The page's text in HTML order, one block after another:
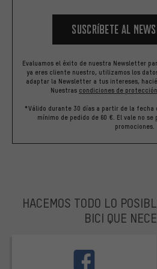
Suscríbete al
Evaluamos el éxito de nuestra Newsletter
ya eres cliente nuestro, utilizamos los
adaptar la Newsletter a tus intereses,
Nuestras condiciones de
*Válido durante 30 días a partir de la fecha
mínimo de pedido de 60 €. El vale no
promociones.
HACEMOS TODO LO
BICI QUE